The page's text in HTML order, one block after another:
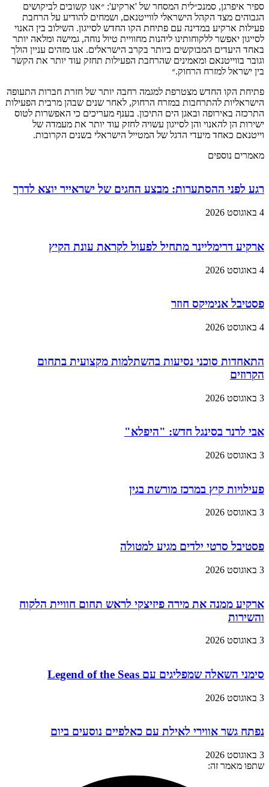
ספיר איפרגן, סמנכ״לית המסחר של 'ארקיע': ״אנו קשובים לביקושים
הגבוהים מצד הקהל הישראלי לווייטנאם, ושמחים להודיע על הרחבת
פעילות ארקיע במדינה עם פתיחת הקו החדש לסייגון. השילוב בין האנוי
לסייגון יאפשר ללקוחותינו ליהנות מחוויית טיול נוחה, גמישה ומלאה יותר
באחד היעדים המבוקשים ביותר בקרב הישראלים. אנו מזהים עניין הולך
וגובר בווייטנאם ומאמינים שהרחבת הפעילות תחזק עוד יותר את הקשר
בין ישראל למזרח הרחוק.״
פתיחת הקו החדש מצטרפת למגמה רחבה יותר של חזרת חברות התעופה
הישראליות להתרחבות במזרח הרחוק, לאחר שנים שבהן מרבית הפעילות
התרכזה באירופה ובאגן הים התיכון. בענף מעריכים כי האפשרות לטוס
ישירות הן להאנוי והן לסייגון עשויה לחזק עוד יותר את מעמדה של
וייטנאם כאחד מיעדי הדגל של המטייל הישראלי בשנים הקרובות.
מאמרים נוספים
רגע לפני ההסתערות: מבצע החגים של ישראייר יוצא לדרך
4 באוגוסט 2026
ארקיע דרימליינר מתחיל לפעול לקראת עונת הקיץ
4 באוגוסט 2026
פסטיבל אנימיקס חוזר
4 באוגוסט 2026
התאחדות סוכני נסיעות בהשתלמות מקצועית בתחום
הקרוזים
3 באוגוסט 2026
אבי לרנר בסינגל חדש: "היפלא"
3 באוגוסט 2026
פעילויות קיץ במרכז מורשת בגין
3 באוגוסט 2026
פסטיבל סרטי ילדים מגיע למטולה
3 באוגוסט 2026
ארקיע ממנה את מירה פיזיצקי לראש תחום חוויית הלקוח
והשירות
3 באוגוסט 2026
סימני השאלה שמפליגים עם Legend of the Seas
3 באוגוסט 2026
נפתח גשר אווירי לאילת עם כאלפיים נוסעים ביום
3 באוגוסט 2026
שתפו מאמר זה: